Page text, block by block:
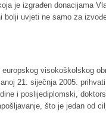
je izgrađen donacijama
uvjeti ne samo za
visokoškolskog
21. siječnja 2005.
i poslijediplomski,
što je jedan od